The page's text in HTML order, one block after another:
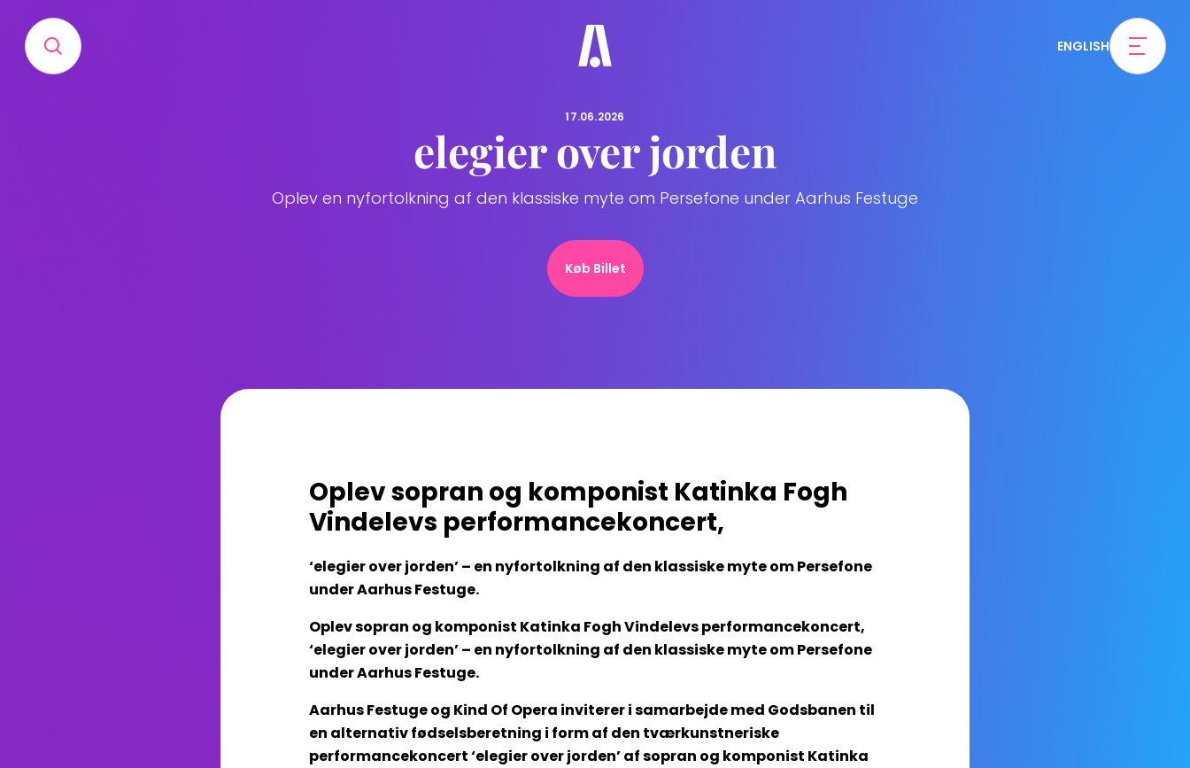
ENGLISH
17.06.2026
elegier over jorden
Oplev en nyfortolkning af den klassiske myte om Persefone under Aarhus Festuge
Køb Billet
Oplev sopran og komponist Katinka Fogh
Vindelevs performancekoncert,
‘elegier over jorden’ – en nyfortolkning af den klassiske myte om Persefone
under Aarhus Festuge.
Oplev sopran og komponist Katinka Fogh Vindelevs performancekoncert,
‘elegier over jorden’ – en nyfortolkning af den klassiske myte om Persefone
under Aarhus Festuge.
Aarhus Festuge og Kind Of Opera inviterer i samarbejde med Godsbanen til
en alternativ fødselsberetning i form af den tværkunstneriske
performancekoncert ‘elegier over jorden’ af sopran og komponist Katinka